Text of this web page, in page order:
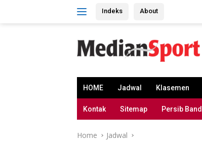
Indeks About
HOME Jadwal Klasemen
Kontak Sitemap Persib
Home Jadwal